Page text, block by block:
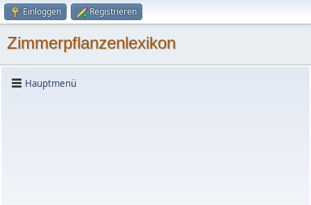
Einloggen Registrieren
Zimmerpflanzenlexikon
Hauptmenü